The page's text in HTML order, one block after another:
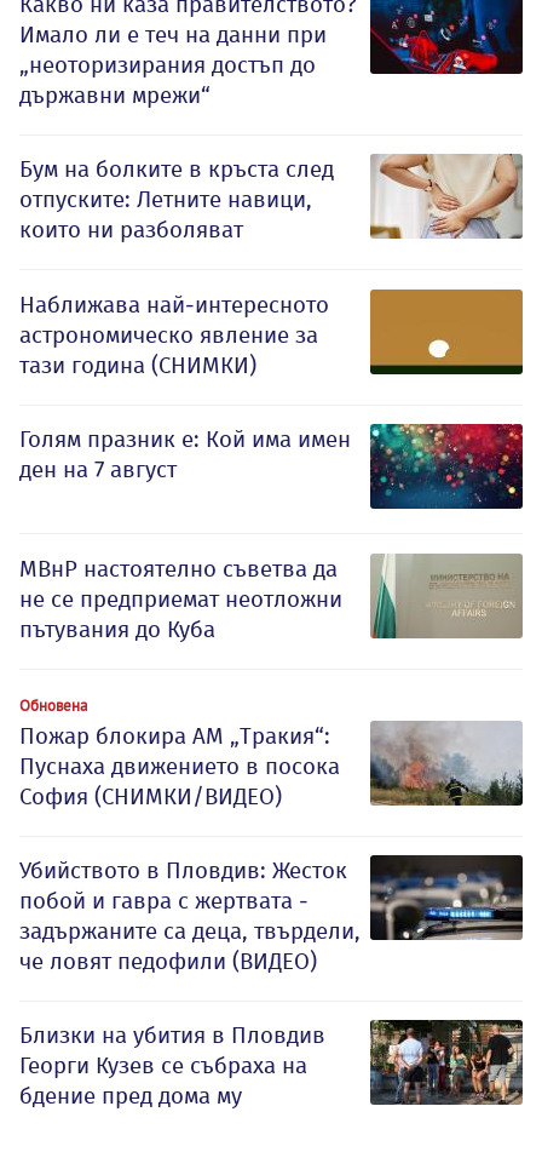
Имало ли е теч на данни при
„неоторизирания достъп до
държавни мрежи“
Бум на болките в кръста след
отпуските: Летните навици,
които ни разболяват
Наближава най-интересното
астрономическо явление за
тази година (СНИМКИ)
Голям празник е: Кой има имен
ден на 7 август
МВнР настоятелно съветва да
не се предприемат неотложни
пътувания до Куба
Обновена
Пожар блокира АМ „Тракия“:
Пуснаха движението в посока
София (СНИМКИ/ВИДЕО)
Убийството в Пловдив: Жесток
побой и гавра с жертвата -
задържаните са деца, твърдели,
че ловят педофили (ВИДЕО)
Близки на убития в Пловдив
Георги Кузев се събраха на
бдение пред дома му